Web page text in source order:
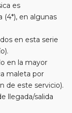
es
en algunas
en esta serie
en la mayor
maleta por
de este servicio).
llegada/salida